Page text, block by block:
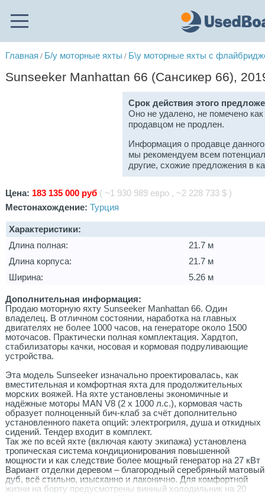
Главная / Б/у моторные яхты / Б\у моторные яхты с
Sunseeker Manhattan 66 (Сансикер 66),
Срок действия этого
Оно не удалено, не помечено
продавцом не продлен.
Информация о продавце
мы рекомендуем всем
другие, схожие предложения в
Цена: 183 135 000 руб ( ~1 930 989 евро , ~2 228 733 $ )
Местонахождение:Турция
Характеристики:
Длина полная:
21.7 м
Длина корпуса:
21.7 м
Ширина:
5.26 м
Дополнительная информация:
Продаю моторную яхту Sunseeker Manhattan 66. Один
владелец. В отличном состоянии, наработка на главных
двигателях не более 1000 часов, на генераторе около 1500
моточасов. Практически полная комплектация. Хардтоп,
стабилизаторы качки, носовая и кормовая подруливающие
устройства.
Эта модель Sunseeker изначально проектировалась, как
вместительная и комфортная яхта для продолжительных
морских вояжей. На яхте установлены экономичные и
надёжные моторы MAN V8 (2 х 1000 л.с.), кормовая часть
образует полноценный бич-клаб за счёт дополнительно
установленного пакета опций: электрогриля, душа и откидных
сидений. Тендер входит в комплект.
Так же по всей яхте (включая каюту экипажа) установлена
тропическая система кондиционирования повышенной
мощности и как следствие более мощный генератор на 27 кВт
Вариант отделки деревом – благородный серебряный матовый
дуб, всё стильно, изысканно и лаконично. Для комфортной
жизни на борту предусмотрены винный холодильник на 20